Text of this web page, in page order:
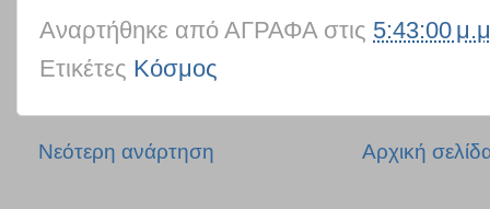
Αναρτήθηκε από ΑΓΡΑΦΑ στις 5:43:00
Ετικέτες Κόσμος
Νεότερη ανάρτηση Αρχική